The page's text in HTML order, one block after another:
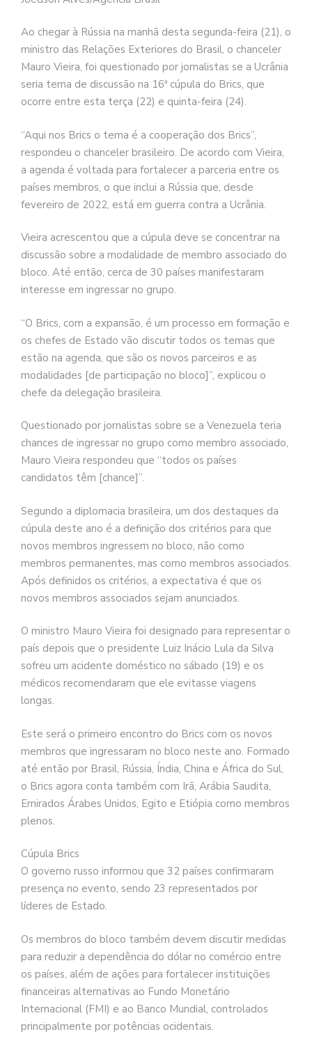
Ao chegar à Rússia na manhã desta segunda-feira (21), o
ministro das Relações Exteriores do Brasil, o chanceler
Mauro Vieira, foi questionado por jornalistas se a Ucrânia
seria tema de discussão na 16ª cúpula do Brics, que
ocorre entre esta terça (22) e quinta-feira (24).
“Aqui nos Brics o tema é a cooperação dos Brics”,
respondeu o chanceler brasileiro. De acordo com Vieira,
a agenda é voltada para fortalecer a parceria entre os
países membros, o que inclui a Rússia que, desde
fevereiro de 2022, está em guerra contra a Ucrânia.
Vieira acrescentou que a cúpula deve se concentrar na
discussão sobre a modalidade de membro associado do
bloco. Até então, cerca de 30 países manifestaram
interesse em ingressar no grupo.
“O Brics, com a expansão, é um processo em formação e
os chefes de Estado vão discutir todos os temas que
estão na agenda, que são os novos parceiros e as
modalidades [de participação no bloco]”, explicou o
chefe da delegação brasileira.
Questionado por jornalistas sobre se a Venezuela teria
chances de ingressar no grupo como membro associado,
Mauro Vieira respondeu que “todos os países
candidatos têm [chance]”.
Segundo a diplomacia brasileira, um dos destaques da
cúpula deste ano é a definição dos critérios para que
novos membros ingressem no bloco, não como
membros permanentes, mas como membros associados.
Após definidos os critérios, a expectativa é que os
novos membros associados sejam anunciados.
O ministro Mauro Vieira foi designado para representar o
país depois que o presidente Luiz Inácio Lula da Silva
sofreu um acidente doméstico no sábado (19) e os
médicos recomendaram que ele evitasse viagens
longas.
Este será o primeiro encontro do Brics com os novos
membros que ingressaram no bloco neste ano. Formado
até então por Brasil, Rússia, Índia, China e África do Sul,
o Brics agora conta também com Irã, Arábia Saudita,
Emirados Árabes Unidos, Egito e Etiópia como membros
plenos.
Cúpula Brics
O governo russo informou que 32 países confirmaram
presença no evento, sendo 23 representados por
líderes de Estado.
Os membros do bloco também devem discutir medidas
para reduzir a dependência do dólar no comércio entre
os países, além de ações para fortalecer instituições
financeiras alternativas ao Fundo Monetário
Internacional (FMI) e ao Banco Mundial, controlados
principalmente por potências ocidentais.